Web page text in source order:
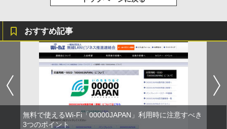
おすすめ記事
無料で使えるWi-Fi「00000JAPAN」利用時に注意すべき
3つのポイント